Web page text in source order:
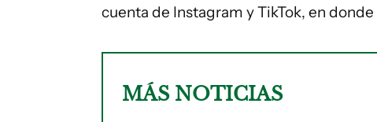
cuenta de Instagram y TikTok, en
MÁS NOTICIAS